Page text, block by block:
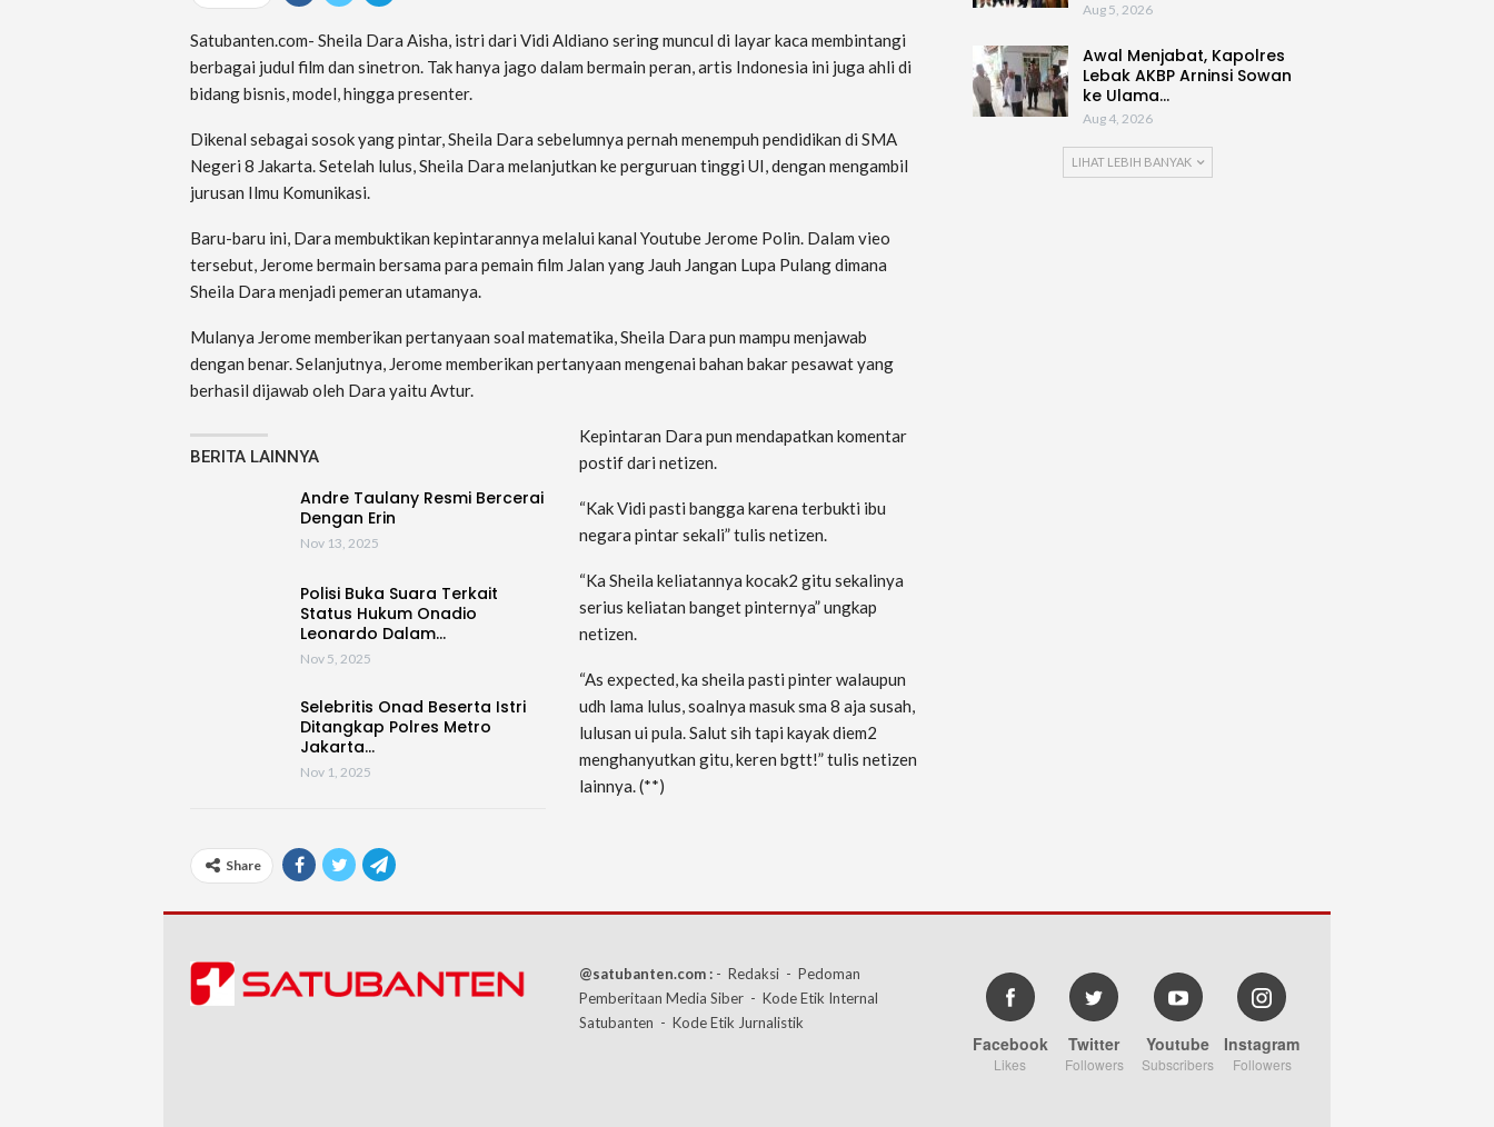
Satubanten.com- Sheila Dara Aisha, istri dari Vidi Aldiano sering muncul di layar kaca membintangi
berbagai judul film dan sinetron. Tak hanya jago dalam bermain peran, artis Indonesia ini juga ahli di
bidang bisnis, model, hingga presenter.
Dikenal sebagai sosok yang pintar, Sheila Dara sebelumnya pernah menempuh pendidikan di SMA
Negeri 8 Jakarta. Setelah lulus, Sheila Dara melanjutkan ke perguruan tinggi UI, dengan mengambil
jurusan Ilmu Komunikasi.
Baru-baru ini, Dara membuktikan kepintarannya melalui kanal Youtube Jerome Polin. Dalam vieo
tersebut, Jerome bermain bersama para pemain film Jalan yang Jauh Jangan Lupa Pulang dimana
Sheila Dara menjadi pemeran utamanya.
Mulanya Jerome memberikan pertanyaan soal matematika, Sheila Dara pun mampu menjawab
dengan benar. Selanjutnya, Jerome memberikan pertanyaan mengenai bahan bakar pesawat yang
berhasil dijawab oleh Dara yaitu Avtur.
BERITA LAINNYA
Andre Taulany Resmi Bercerai
Dengan Erin
Nov 13, 2025
Polisi Buka Suara Terkait
Status Hukum Onadio
Leonardo Dalam…
Nov 5, 2025
Selebritis Onad Beserta Istri
Ditangkap Polres Metro
Jakarta…
Nov 1, 2025
Kepintaran Dara pun mendapatkan komentar
postif dari netizen.
“Kak Vidi pasti bangga karena terbukti ibu
negara pintar sekali” tulis netizen.
“Ka Sheila keliatannya kocak2 gitu sekalinya
serius keliatan banget pinternya” ungkap
netizen.
“As expected, ka sheila pasti pinter walaupun
udh lama lulus, soalnya masuk sma 8 aja susah,
lulusan ui pula. Salut sih tapi kayak diem2
menghanyutkan gitu, keren bgtt!” tulis netizen
lainnya. (**)
Share
Aug 5, 2026
Awal Menjabat, Kapolres
Lebak AKBP Arninsi Sowan
ke Ulama…
Aug 4, 2026
LIHAT LEBIH BANYAK
@satubanten.com : - Redaksi - Pedoman
Pemberitaan Media Siber - Kode Etik Internal
Satubanten - Kode Etik Jurnalistik
Facebook
Likes
Twitter
Followers
Youtube
Subscribers
Instagram
Followers